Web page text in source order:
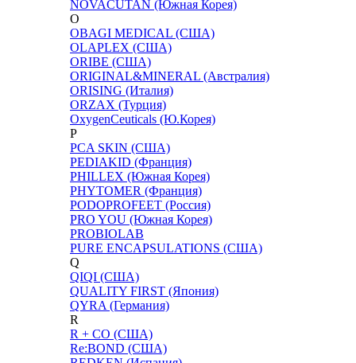
NOVACUTAN (Южная Корея)
O
OBAGI MEDICAL (США)
OLAPLEX (США)
ORIBE (США)
ORIGINAL&MINERAL (Австралия)
ORISING (Италия)
ORZAX (Турция)
OxygenCeuticals (Ю.Корея)
P
PCA SKIN (США)
PEDIAKID (Франция)
PHILLEX (Южная Корея)
PHYTOMER (Франция)
PODOPROFEET (Россия)
PRO YOU (Южная Корея)
PROBIOLAB
PURE ENCAPSULATIONS (США)
Q
QIQI (США)
QUALITY FIRST (Япония)
QYRA (Германия)
R
R + CO (США)
Re:BOND (США)